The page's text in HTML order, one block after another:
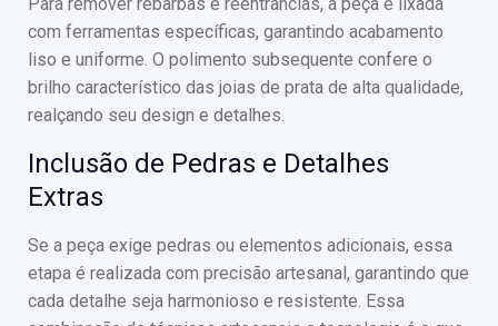
com ferramentas específicas, garantindo acabamento
liso e uniforme. O polimento subsequente confere o
brilho característico das joias de prata de alta qualidade,
realçando seu design e detalhes.
Inclusão de Pedras e Detalhes
Extras
Se a peça exige pedras ou elementos adicionais, essa
etapa é realizada com precisão artesanal, garantindo que
cada detalhe seja harmonioso e resistente. Essa